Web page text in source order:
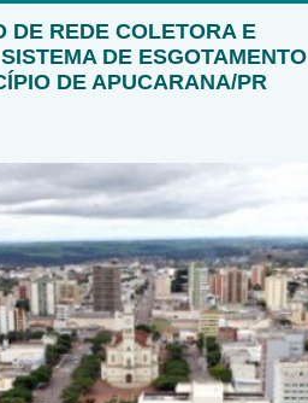
DE REDE COLETORA E
DE ESGOTAMENTO
DE APUCARANA/PR